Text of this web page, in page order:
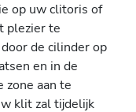
op uw clitoris of
plezier te
de cilinder op
en in de
zone aan te
klit zal tijdelijk